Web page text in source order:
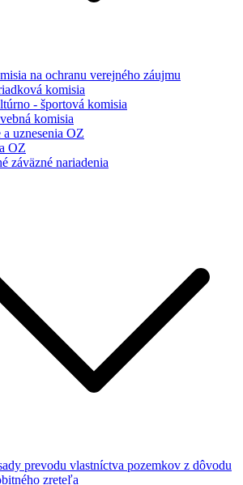
na ochranu verejného záujmu
komisia
- športová komisia
komisia
a uznesenia OZ
OZ
záväzné nariadenia
prevodu vlastníctva pozemkov z dôvodu
zreteľa